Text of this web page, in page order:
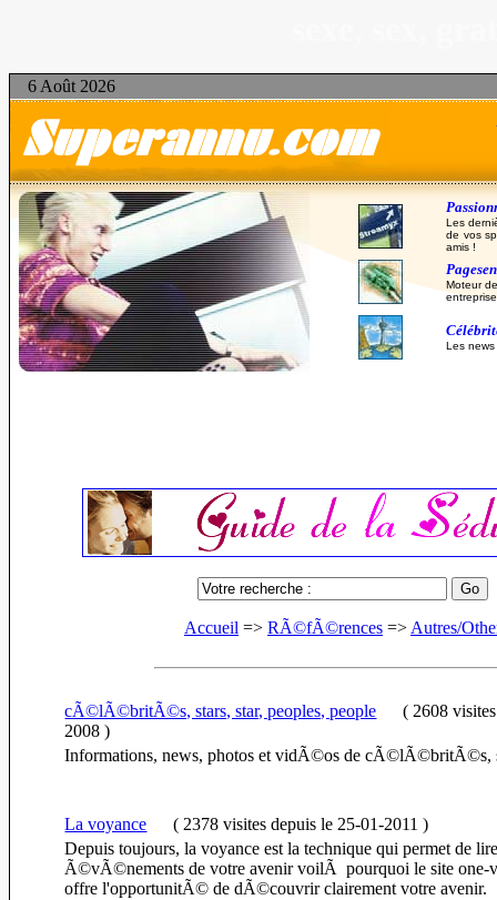
6 Août 2026
Les
de vos
amis !
Moteur
Les
Accueil => RÃ©fÃ©rences =>Autres/
cÃ©lÃ©britÃ©s, stars, star, peoples, people ( 2608
2008 )
Informations, news, photos et vidÃ©os de cÃ©lÃ©britÃ©s,
La voyance ( 2378 visitesdepuis le 25-01-2011 )
Depuis toujours, la voyance est la technique qui permet de
Ã©vÃ©nements de votre avenir voilÃ pourquoi le site one-
offre l'opportunitÃ© de dÃ©couvrir clairement votre avenir.